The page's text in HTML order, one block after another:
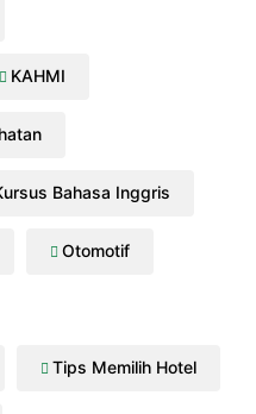
KAHMI
Bahasa Inggris
Otomotif
Tips Memilih Hotel